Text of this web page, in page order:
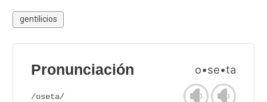
gentilicios
Pronunciación o•se•ta
/oseta/